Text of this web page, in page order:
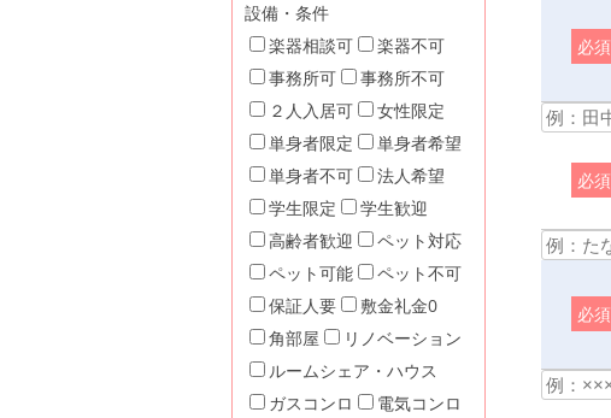
必須
必須
必須
設備・条件
楽器相談可
楽器不可
事務所可
事務所不可
２人入居可
女性限定
単身者限定
単身者希望
単身者不可
法人希望
学生限定
学生歓迎
高齢者歓迎
ペット対応
ペット可能
ペット不可
保証人要
敷金礼金0
角部屋
リノベーション
ルームシェア・ハウス
ガスコンロ
電気コンロ